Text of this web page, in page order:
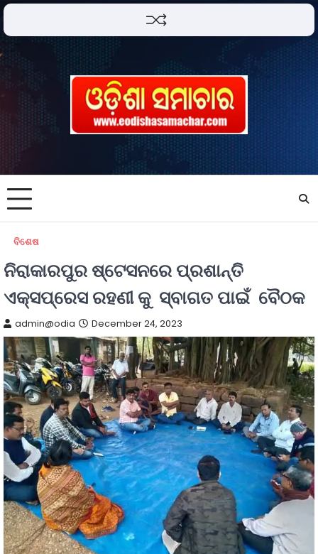
ବିଶେଷ
ନିରାକାରପୁର ଷ୍ଟେସନରେ ପ୍ରଶାନ୍ତି
ଏକ୍ସପ୍ରେସ ରହଣୀ କୁ ସ୍ବାଗତ ପାଇଁ ବୈଠକ
admin@odia December 24, 2023